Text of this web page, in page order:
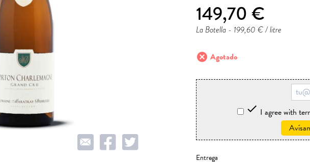
149,70 €
La Botella - 199,60 € / litre
cancel Agotado
 I agree with
Entrega